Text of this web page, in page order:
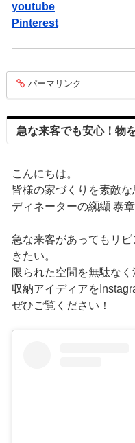
youtube
Pinterest
entry496
パーマリンク
急な来客でも安心！物
こんにちは。
皆様の家づくりを素敵
ディネーターの纐纈 泰章
急な来客があってもリ
きたい。
限られた空間を無駄な
収納アイディアを
ぜひご覧ください！